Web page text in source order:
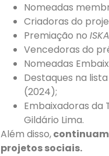
Nomeadas
Criadoras do
Premiação no
Vencedoras do
Nomeadas
Destaques na lista
(2024);
Embaixadoras da
Gildário Lima.
Além disso,
projetos sociais.